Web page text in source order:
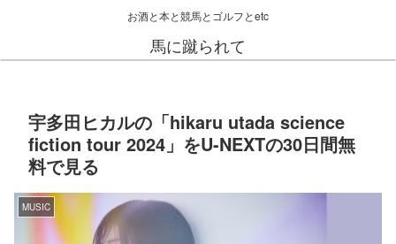
お酒と本と競馬とゴルフとetc
馬に蹴られて
宇多田ヒカルの「hikaru utada science
fiction tour 2024」をU-NEXTの30日間無
料で見る
MUSIC